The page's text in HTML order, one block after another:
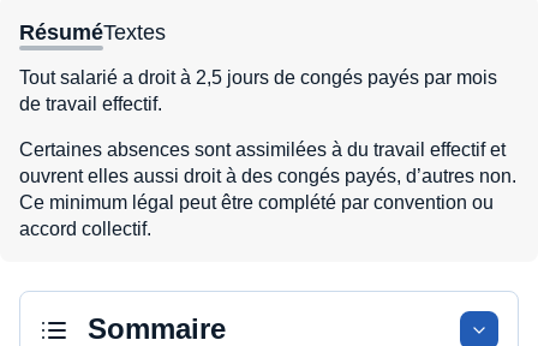
RésuméTextes
Tout salarié a droit à 2,5 jours de congés payés par mois
de travail effectif.
Certaines absences sont assimilées à du travail effectif et
ouvrent elles aussi droit à des congés payés, d’autres non.
Ce minimum légal peut être complété par convention ou
accord collectif.
Sommaire